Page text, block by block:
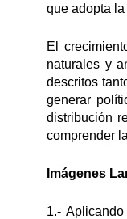
que adopta la
El
naturales y
descritos
generar
distribución
comprender
Imágenes
1.-